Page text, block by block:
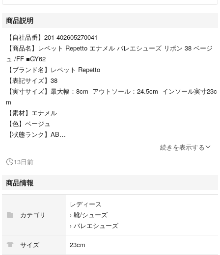
商品説明
【自社品番】201-402605270041
【商品名】レペット Repetto エナメル バレエシューズ リボン 38 ベージ
ュ /FF ■GY62
【ブランド名】レペット Repetto
【表記サイズ】38
【実寸サイズ】最大幅：8cm アウトソール：24.5cm インソール実寸23c
m
【素材】エナメル
【色】ベージュ
【状態ランク】AB
【状態】・インソールシミ その他に目立ったダメージはなく、問題なく
載内容をご確認いただき、ご理解の上ご購入ください。
【付属品】袋
【備考】こちらのお品物は店舗で保管しておらず、店頭販売出来かねま
商品のお問い合わせの回答を休止しております。＊各商品ページの商品詳
細等をご確認の上ご購入ください。
★本商品は一点物です
続きを表示する
13日前
商品情報
カテゴリ
レディース
› 靴/シューズ
› バレエシューズ
サイズ 23cm